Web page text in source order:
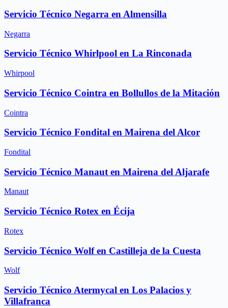
Servicio Técnico Negarra en Almensilla
Negarra
Servicio Técnico Whirlpool en La Rinconada
Whirpool
Servicio Técnico Cointra en Bollullos de la Mitación
Cointra
Servicio Técnico Fondital en Mairena del Alcor
Fondital
Servicio Técnico Manaut en Mairena del Aljarafe
Manaut
Servicio Técnico Rotex en Écija
Rotex
Servicio Técnico Wolf en Castilleja de la Cuesta
Wolf
Servicio Técnico Atermycal en Los Palacios y
Villafranca